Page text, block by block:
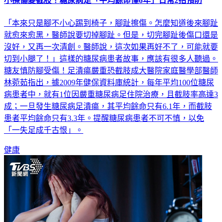
「本來只是腳不小心踢到椅子，腳趾擦傷。怎麼知道後來腳趾
就愈來愈黑，醫師說要切掉腳趾。但是，切完腳趾後傷口還是
沒好，又再一次清創。醫師說，這次如果再好不了，可能就要
切到小腿了！」這樣的糖尿病患者故事，應該有很多人聽過。
糖友慎防腳受傷！足潰瘍嚴重恐截肢成大醫院家庭醫學部醫師
林菀茹指出，據2009年健保資料庫統計，每年平均100位糖尿
病患者中，就有1位因嚴重糖尿病足住院治療，且截肢率高達3
成；一旦發生糖尿病足潰瘍，其平均餘命只有6.1年，而截肢
患者平均餘命只有3.3年。提醒糖尿病患者不可不慎，以免
「一失足成千古恨」。
健康